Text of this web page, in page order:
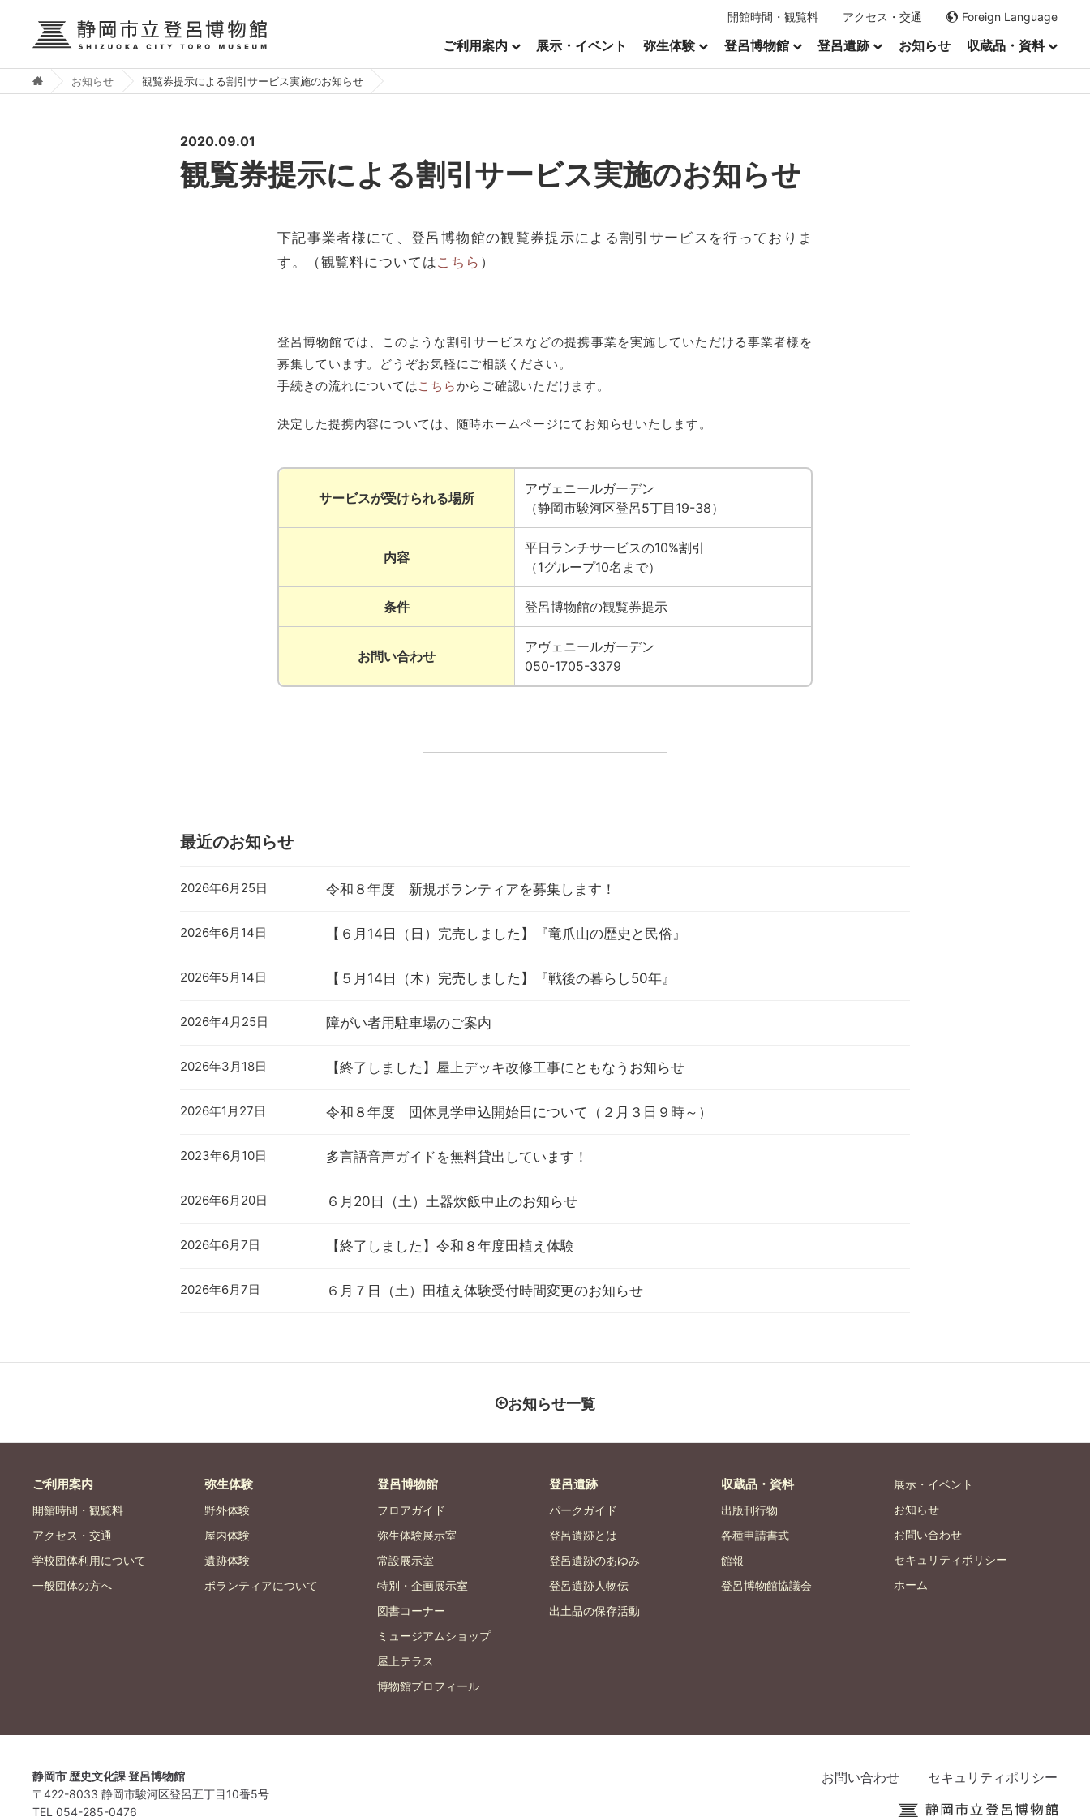
開館時間・観覧料 アクセス・交通 Foreign Language
ご利用案内 展示・イベント 弥生体験 登呂博物館 登呂遺跡 お知らせ 収蔵品・資料
お知らせ 観覧券提示による割引サービス実施のお知らせ
2020.09.01
観覧券提示による割引サービス実施のお知らせ
下記事業者様にて、登呂博物館の観覧券提示による割引サービスを行っておりま
す。（観覧料についてはこちら ）
登呂博物館では、このような割引サービスなどの提携事業を実施していただける事業者様を
募集しています。どうぞお気軽にご相談ください。
手続きの流れについてはこちらからご確認いただけます。
決定した提携内容については、随時ホームページにてお知らせいたします。
サービスが受けられる場所
アヴェニールガーデン
（静岡市駿河区登呂5丁目19-38）
内容
平日ランチサービスの10%割引
（1グループ10名まで）
条件 登呂博物館の観覧券提示
お問い合わせ
アヴェニールガーデン
050-1705-3379
最近のお知らせ
2026年6月25日 令和８年度 新規ボランティアを募集します！
2026年6月14日 【６月14日（日）完売しました】『竜爪山の歴史と民俗』
2026年5月14日 【５月14日（木）完売しました】『戦後の暮らし50年』
2026年4月25日 障がい者用駐車場のご案内
2026年3月18日 【終了しました】屋上デッキ改修工事にともなうお知らせ
2026年1月27日 令和８年度 団体見学申込開始日について（２月３日９時～）
2023年6月10日 多言語音声ガイドを無料貸出しています！
2026年6月20日 ６月20日（土）土器炊飯中止のお知らせ
2026年6月7日 【終了しました】令和８年度田植え体験
2026年6月7日 ６月７日（土）田植え体験受付時間変更のお知らせ
お知らせ一覧
ご利用案内
開館時間・観覧料
アクセス・交通
学校団体利用について
一般団体の方へ
弥生体験
野外体験
屋内体験
遺跡体験
ボランティアについて
登呂博物館
フロアガイド
弥生体験展示室
常設展示室
特別・企画展示室
図書コーナー
ミュージアムショップ
屋上テラス
博物館プロフィール
登呂遺跡
パークガイド
登呂遺跡とは
登呂遺跡のあゆみ
登呂遺跡人物伝
出土品の保存活動
収蔵品・資料
出版刊行物
各種申請書式
館報
登呂博物館協議会
展示・イベント
お知らせ
お問い合わせ
セキュリティポリシー
ホーム
静岡市 歴史文化課 登呂博物館
〒422-8033 静岡市駿河区登呂五丁目10番5号
TEL 054-285-0476
お問い合わせ セキュリティポリシー